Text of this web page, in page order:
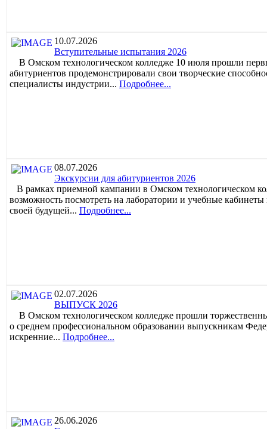
10.07.2026
Вступительные испытания 2026
В Омском технологическом колледже 10 июля прошли
абитуриентов продемонстрировали свои творческие
специалисты индустрии... Подробнее...
08.07.2026
Экскурсии для абитуриентов 2026
В рамках приемной кампании в Омском технологическом
возможность посмотреть на лаборатории и учебные
своей будущей... Подробнее...
02.07.2026
ВЫПУСК 2026
В Омском технологическом колледже прошли
о среднем профессиональном образовании выпускникам
искренние... Подробнее...
26.06.2026